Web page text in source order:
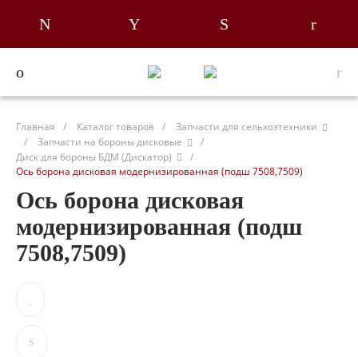
Главная / Каталог товаров /
Запчасти для сельхозтехники
/
Запчасти на бороны дисковые
/
Диск для бороны БДМ (Дискатор)
/
Ось борона дисковая модернизированная (подш 7508,7509)
Ось борона дисковая
модернизированная (подш
7508,7509)